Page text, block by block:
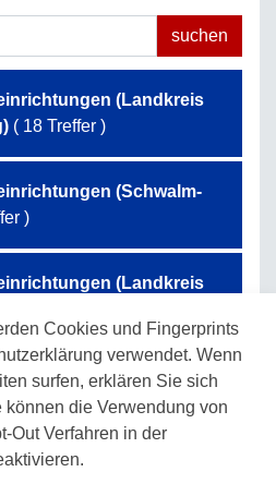
Cookies und Fingerprints
verwendet. Wenn
surfen, erklären Sie sich
die Verwendung von
Out Verfahren in der
(Landkreis
( 18 Treffer )
(Schwalm-
)
(Landkreis
(Werra-
)
(Landkreis